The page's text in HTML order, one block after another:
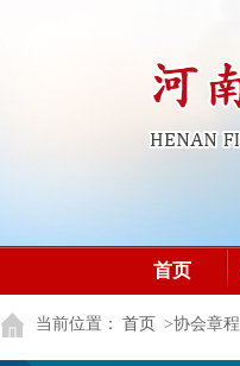
首页
加入协会
当前位置： 首页 >协会章程